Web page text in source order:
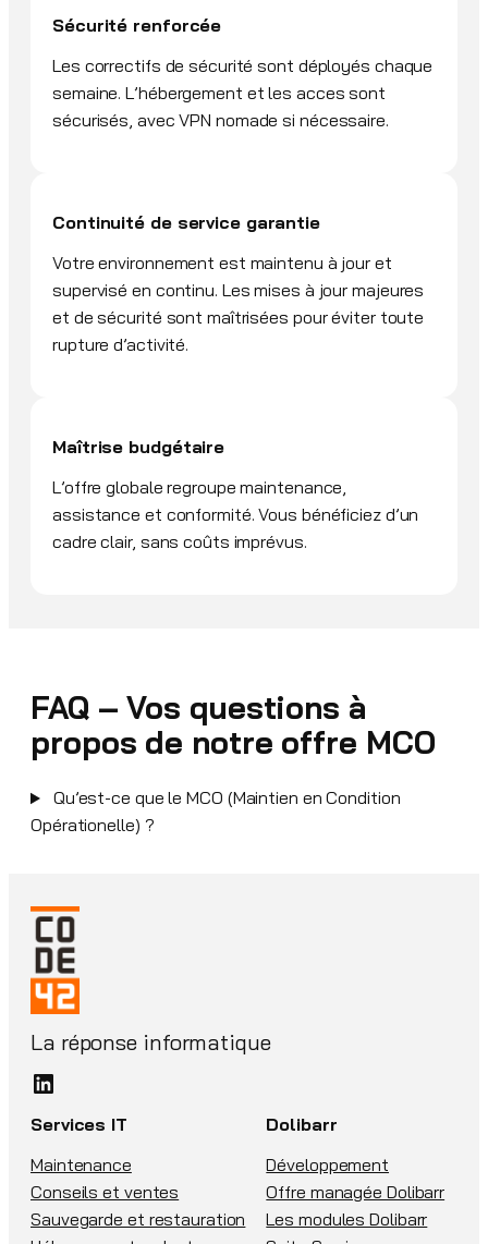
Sécurité renforcée
Les correctifs de sécurité sont déployés chaque
semaine. L’hébergement et les acces sont
sécurisés, avec VPN nomade si nécessaire.
Continuité de service garantie
Votre environnement est maintenu à jour et
supervisé en continu. Les mises à jour majeures
et de sécurité sont maîtrisées pour éviter toute
rupture d’activité.
Maîtrise budgétaire
L’offre globale regroupe maintenance,
assistance et conformité. Vous bénéficiez d’un
cadre clair, sans coûts imprévus.
FAQ – Vos questions à
propos de notre offre MCO
Qu’est-ce que le MCO (Maintien en Condition
Opérationelle) ?
La réponse informatique
LinkedIn
Services IT
Maintenance
Conseils et ventes
Sauvegarde et restauration
Dolibarr
Développement
Offre managée Dolibarr
Les modules Dolibarr